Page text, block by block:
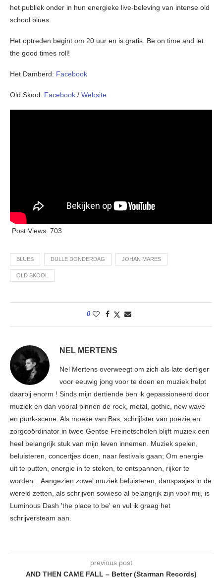
het publiek onder in hun energieke live-beleving van intense old
school blues.
Het optreden begint om 20 uur en is gratis. Be on time and let
the good times roll!
Het Damberd: Facebook
Old Skool: Facebook / Website
Post Views: 703
BLUES DULLE DONDERDAG JOHAN MARES
OLD SKOOL
0
NEL MERTENS
Nel Mertens overweegt om zich als late dertiger
voor eeuwig jong voor te doen en muziek helpt
daarbij enorm ! Sinds mijn dertiende ben ik gepassioneerd door
muziek en dan vooral binnen de rock, metal, gothic, new wave
en punk-scene. Als moeke van Bas, schrijfster van poëzie en
zorgcoördinator in twee Gentse Freinetscholen blijft muziek een
heel belangrijk stuk van mijn leven innemen. Muziek spelen,
beluisteren, concertjes doen, naar festivals gaan; Om energie
uit te putten, energie in te steken, te ontspannen, rijker te
worden... Aangezien zowel muziek beluisteren, danspasjes in de
wereld zetten, als schrijven sowieso al belangrijk zijn voor mij, is
Luminous Dash 'the place to be' en vul ik graag het
schrijversteam aan.
previous post
AND THEN CAME FALL – Better (Starman Records)